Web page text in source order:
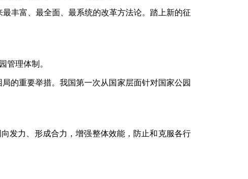
丰富、最全面、最系统的改革方法论。踏上新的征
管理体制。
的重要举措。我国第一次从国家层面针对国家公园
发力、形成合力，增强整体效能，防止和克服各行